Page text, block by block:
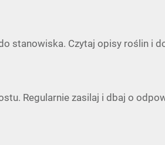
stanowiska. Czytaj opisy roślin i
Regularnie zasilaj i dbaj o